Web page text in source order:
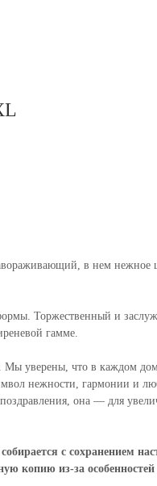
в нем нежное
Торжественный и
гамме.
Мы уверены, что в каждом
нежности, гармонии и
она — для
с сохранением
копию из-за